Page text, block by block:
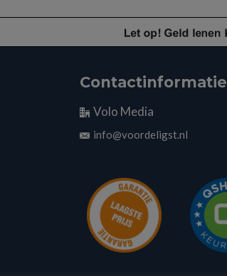
Contactinformatie
Volo Media
info@voordeligst.nl